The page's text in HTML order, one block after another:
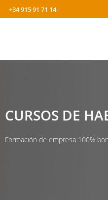
+34 915 91 71 14
CURSOS DE
Formación de empresa 100%